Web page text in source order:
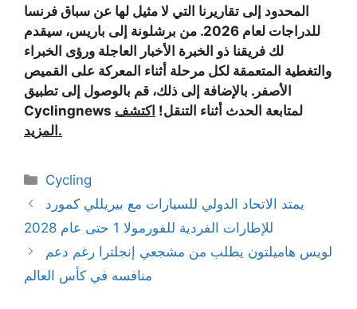
المحدود إلى تقاريرنا التي لا مثيل لها عن سباق فرنسا
للدراجات لعام 2026. من برشلونة إلى باريس، سيقدم
لك فريقنا ذو الخبرة الأخبار العاجلة ورؤى الخبراء
والتغطية المتعمقة لكل مرحلة أثناء المعركة على القميص
الأصفر. بالإضافة إلى ذلك، قم بالوصول إلى تطبيق
Cyclingnews لمتابعة الحدث أثناء التنقل! اكتشف
المزيد.
Categories
Cycling
يمتد الاتحاد الدولي للسيارات مع بيريللي كمورد
للإطارات الفردية للفورمولا 1 حتى عام 2028
لويس هاميلتون يطلب من مشجعي إنجلترا رغم دعم
منافسه في كأس العالم